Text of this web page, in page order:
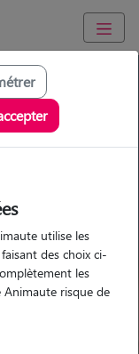
: Garde chien et
promenades
à
utilise les
des choix ci-
les
Animaute risque de